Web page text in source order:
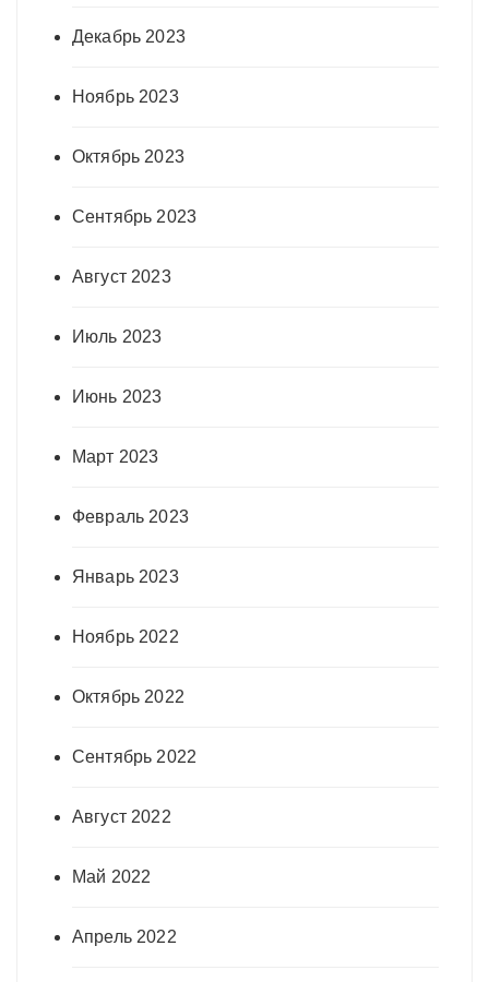
Декабрь 2023
Ноябрь 2023
Октябрь 2023
Сентябрь 2023
Август 2023
Июль 2023
Июнь 2023
Март 2023
Февраль 2023
Январь 2023
Ноябрь 2022
Октябрь 2022
Сентябрь 2022
Август 2022
Май 2022
Апрель 2022